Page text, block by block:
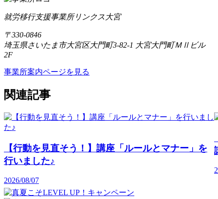
就労移行支援事業所リンクス大宮
〒330-0846
埼玉県さいたま市大宮区大門町3-82-1 大宮大門町ＭⅡビル
2F
事業所案内ページを見る
関連記事
【行動を見直そう！】講座「ルールとマナー」を
行いました♪
2026/08/07